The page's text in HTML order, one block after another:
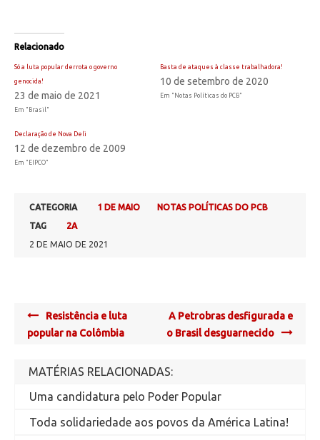
Relacionado
Só a luta popular derrota o governo
genocida!
23 de maio de 2021
Em "Brasil"
Basta de ataques à classe trabalhadora!
10 de setembro de 2020
Em "Notas Políticas do PCB"
Declaração de Nova Deli
12 de dezembro de 2009
Em "EIPCO"
CATEGORIA 1 DE MAIO
NOTAS POLÍTICAS DO PCB
TAG
2A
2 DE MAIO DE 2021
Post
navigation
Resistência e luta
popular na Colômbia
A Petrobras desfigurada e
o Brasil desguarnecido
MATÉRIAS RELACIONADAS:
Uma candidatura pelo Poder Popular
Toda solidariedade aos povos da América Latina!